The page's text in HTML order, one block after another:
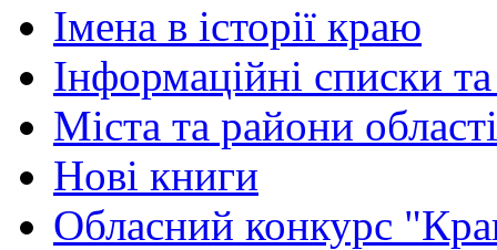
Імена в історії краю
Інформаційні списки
Міста та райони області
Нові книги
Обласний конкурс